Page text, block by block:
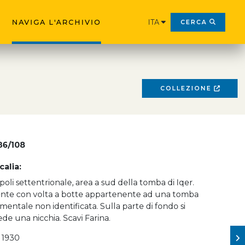
NAVIGA L'ARCHIVIO ITA CERCA
COLLEZIONE
108
settentrionale, area a sud della tomba di Iqer.
con volta a botte appartenente ad una tomba
non identificata. Sulla parte di fondo si
una nicchia. Scavi Farina.
1930